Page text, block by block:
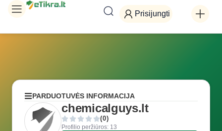
Prisijungti
PARDUOTUVĖS INFORMACIJA
chemicalguys.lt
(0)
Profilio peržiūros: 13